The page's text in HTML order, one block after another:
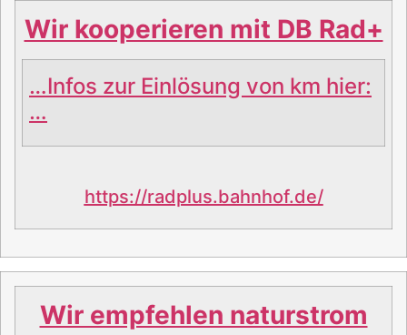
Wir kooperieren mit DB Rad+
…Infos zur Einlösung von km hier:
…
https://radplus.bahnhof.de/
Wir empfehlen naturstrom